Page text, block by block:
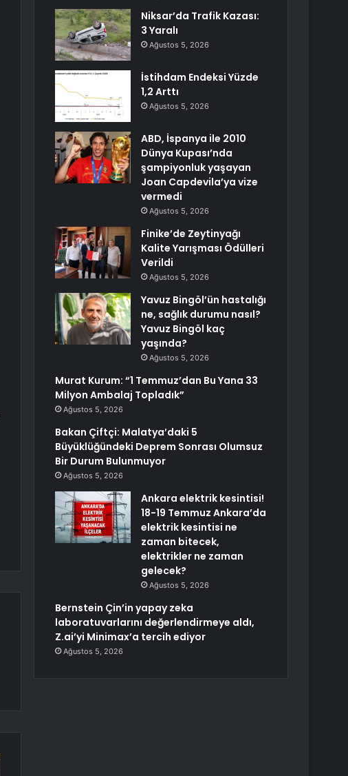
Niksar’da Trafik Kazası:
3 Yaralı
Ağustos 5, 2026
İstihdam Endeksi Yüzde
1,2 Arttı
Ağustos 5, 2026
ABD, İspanya ile 2010
Dünya Kupası’nda
şampiyonluk yaşayan
Joan Capdevila’ya vize
vermedi
Ağustos 5, 2026
Finike’de Zeytinyağı
Kalite Yarışması Ödülleri
Verildi
Ağustos 5, 2026
Yavuz Bingöl’ün hastalığı
ne, sağlık durumu nasıl?
Yavuz Bingöl kaç
yaşında?
Ağustos 5, 2026
Murat Kurum: “1 Temmuz’dan Bu Yana 33
Milyon Ambalaj Topladık”
Ağustos 5, 2026
Bakan Çiftçi: Malatya’daki 5
Büyüklüğündeki Deprem Sonrası Olumsuz
Bir Durum Bulunmuyor
Ağustos 5, 2026
Ankara elektrik kesintisi!
18-19 Temmuz Ankara’da
elektrik kesintisi ne
zaman bitecek,
elektrikler ne zaman
gelecek?
Ağustos 5, 2026
Bernstein Çin’in yapay zeka
laboratuvarlarını değerlendirmeye aldı,
Z.ai’yi Minimax’a tercih ediyor
Ağustos 5, 2026